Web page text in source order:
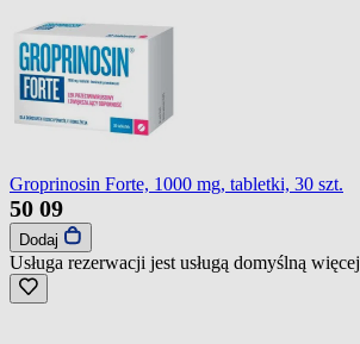
Groprinosin Forte, 1000 mg, tabletki, 30 szt.
50 09
Dodaj
Usługa rezerwacji jest usługą domyślną więcej